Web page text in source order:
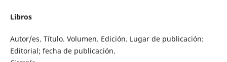
Libros
Autor/es. Título. Volumen. Edición. Lugar de publicación:
Editorial; fecha de publicación.